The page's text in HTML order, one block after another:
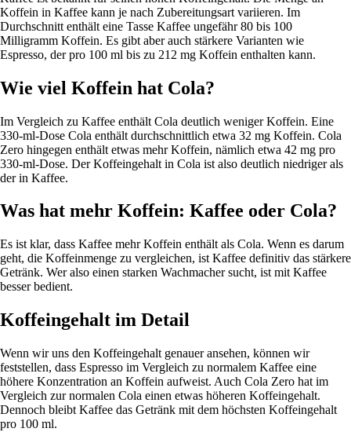
Koffein in Kaffee kann je nach Zubereitungsart variieren. Im
Durchschnitt enthält eine Tasse Kaffee ungefähr 80 bis 100
Milligramm Koffein. Es gibt aber auch stärkere Varianten wie
Espresso, der pro 100 ml bis zu 212 mg Koffein enthalten kann.
Wie viel Koffein hat Cola?
Im Vergleich zu Kaffee enthält Cola deutlich weniger Koffein. Eine
330-ml-Dose Cola enthält durchschnittlich etwa 32 mg Koffein. Cola
Zero hingegen enthält etwas mehr Koffein, nämlich etwa 42 mg pro
330-ml-Dose. Der Koffeingehalt in Cola ist also deutlich niedriger als
der in Kaffee.
Was hat mehr Koffein: Kaffee oder Cola?
Es ist klar, dass Kaffee mehr Koffein enthält als Cola. Wenn es darum
geht, die Koffeinmenge zu vergleichen, ist Kaffee definitiv das stärkere
Getränk. Wer also einen starken Wachmacher sucht, ist mit Kaffee
besser bedient.
Koffeingehalt im Detail
Wenn wir uns den Koffeingehalt genauer ansehen, können wir
feststellen, dass Espresso im Vergleich zu normalem Kaffee eine
höhere Konzentration an Koffein aufweist. Auch Cola Zero hat im
Vergleich zur normalen Cola einen etwas höheren Koffeingehalt.
Dennoch bleibt Kaffee das Getränk mit dem höchsten Koffeingehalt
pro 100 ml.